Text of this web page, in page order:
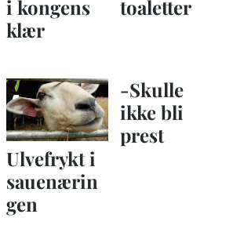
i kongens
klær
toaletter
Ulvefrykt i
sauenærin
gen
-Skulle
ikke bli
prest